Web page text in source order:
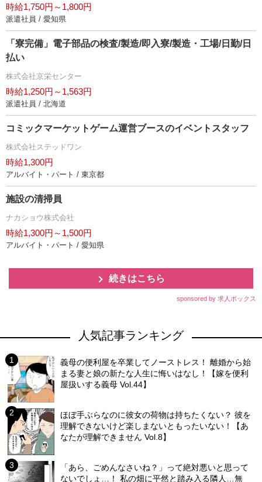
時給1,750円～1,800円
派遣社員 / 愛知県
「寮完備」電子部品の検査/製造/即入寮/製造・工場/日勤/日
払い
株式会社京栄センター
時給1,250円～1,563円
派遣社員 / 北海道
コミックマーケットゲーム運営ブースのイベントスタッフ
株式会社ステッドワン
時給1,300円
アルバイト・パート / 東京都
施設の清掃員
ナカショウ株式会社
時給1,300円～1,500円
アルバイト・パート / 愛知県
続きはこちら
sponsored by 求人ボックス
人気記事ランキング
義母の便利屋を卒業してノーストレス！ 離婚から始
まる妻と娘の新たな人生に悔いはなし！【嫁を便利
屋扱いする義母 Vol.44】
ほぼ手ぶらなのに彼女の荷物は持ちたくない？ 彼を
理解できないけど楽しまないともったいない！【あ
なたが理解できません Vol.8】
「あら、ごめんなさいね？」って絶対悪いと思って
ないでしょ…！ 私の畑に平然と踏み入る隣人…無